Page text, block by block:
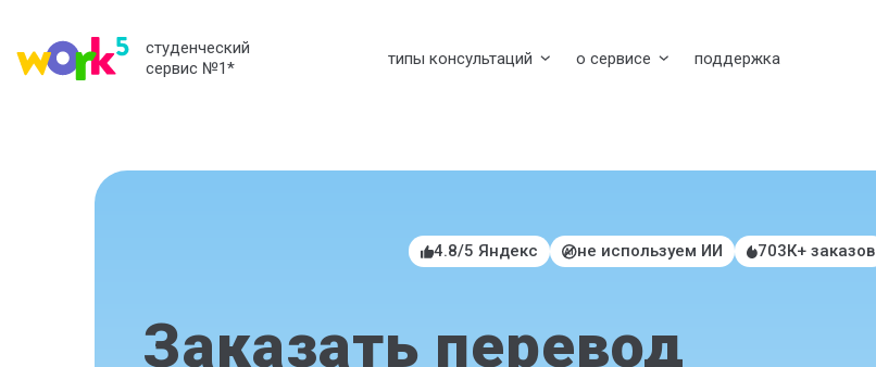
студенческий
сервис №1* типы консультаций о сервисе поддержка
4.8/5 Яндекс не используем ИИ 703К+ заказов
Заказать перевод